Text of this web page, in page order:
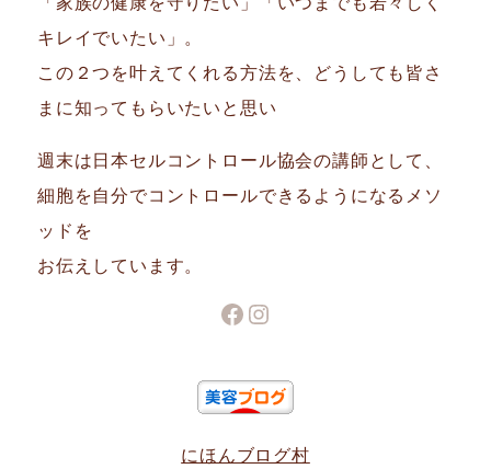
キレイでいたい」。
この２つを叶えてくれる方法を、どうしても皆さ
まに知ってもらいたいと思い
週末は日本セルコントロール協会の講師として、
細胞を自分でコントロールできるようになるメソ
ッドを
お伝えしています。
Facebook
Instagram
にほんブログ村